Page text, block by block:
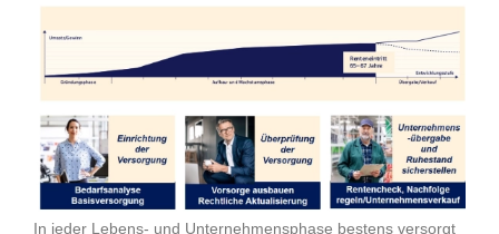
In jeder Lebens- und Unternehmensphase bestens versorgt